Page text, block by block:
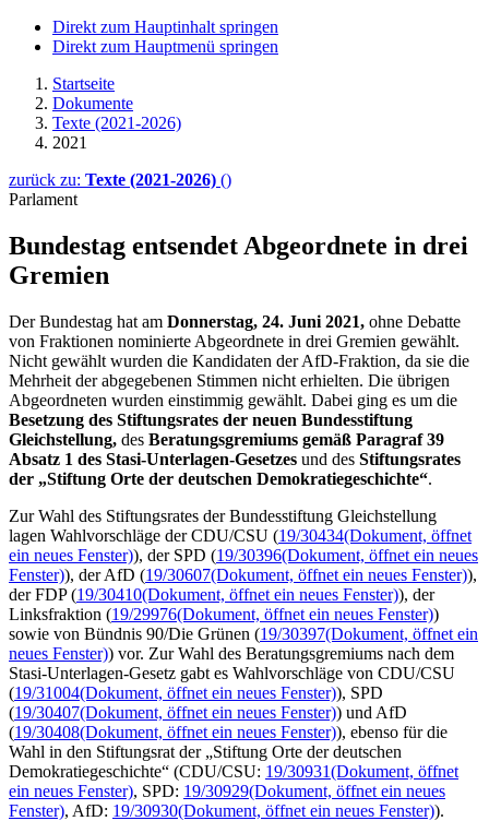
Direkt zum Hauptinhalt springen
Direkt zum Hauptmenü springen
Startseite
Dokumente
Texte (2021-2026)
2021
zurück zu: Texte (2021-2026) ()
Parlament
Bundestag entsendet Abgeordnete in drei
Gremien
Der Bundestag hat am Donnerstag, 24. Juni 2021, ohne Debatte
von Fraktionen nominierte Abgeordnete in drei Gremien gewählt.
Nicht gewählt wurden die Kandidaten der AfD-Fraktion, da sie die
Mehrheit der abgegebenen Stimmen nicht erhielten. Die übrigen
Abgeordneten wurden einstimmig gewählt. Dabei ging es um die
Besetzung des Stiftungsrates der neuen Bundesstiftung
Gleichstellung, des Beratungsgremiums gemäß Paragraf 39
Absatz 1 des Stasi-Unterlagen-Gesetzes und des Stiftungsrates
der „Stiftung Orte der deutschen Demokratiegeschichte“.
Zur Wahl des Stiftungsrates der Bundesstiftung Gleichstellung
lagen Wahlvorschläge der CDU/CSU (19/30434(Dokument, öffnet
ein neues Fenster)), der SPD (19/30396(Dokument, öffnet ein neues
Fenster)), der AfD (19/30607(Dokument, öffnet ein neues Fenster)),
der FDP (19/30410(Dokument, öffnet ein neues Fenster)), der
Linksfraktion (19/29976(Dokument, öffnet ein neues Fenster))
sowie von Bündnis 90/Die Grünen (19/30397(Dokument, öffnet ein
neues Fenster)) vor. Zur Wahl des Beratungsgremiums nach dem
Stasi-Unterlagen-Gesetz gabt es Wahlvorschläge von CDU/CSU
(19/31004(Dokument, öffnet ein neues Fenster)), SPD
(19/30407(Dokument, öffnet ein neues Fenster)) und AfD
(19/30408(Dokument, öffnet ein neues Fenster)), ebenso für die
Wahl in den Stiftungsrat der „Stiftung Orte der deutschen
Demokratiegeschichte“ (CDU/CSU: 19/30931(Dokument, öffnet
ein neues Fenster), SPD: 19/30929(Dokument, öffnet ein neues
Fenster), AfD: 19/30930(Dokument, öffnet ein neues Fenster)).